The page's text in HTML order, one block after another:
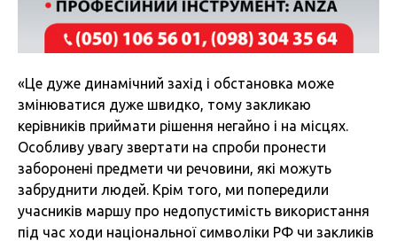
«Це дуже динамічний захід і обстановка може
змінюватися дуже швидко, тому закликаю
керівників приймати рішення негайно і на місцях.
Особливу увагу звертати на спроби пронести
заборонені предмети чи речовини, які можуть
забруднити людей. Крім того, ми попередили
учасників маршу про недопустимість використання
під час ходи національної символіки РФ чи закликів